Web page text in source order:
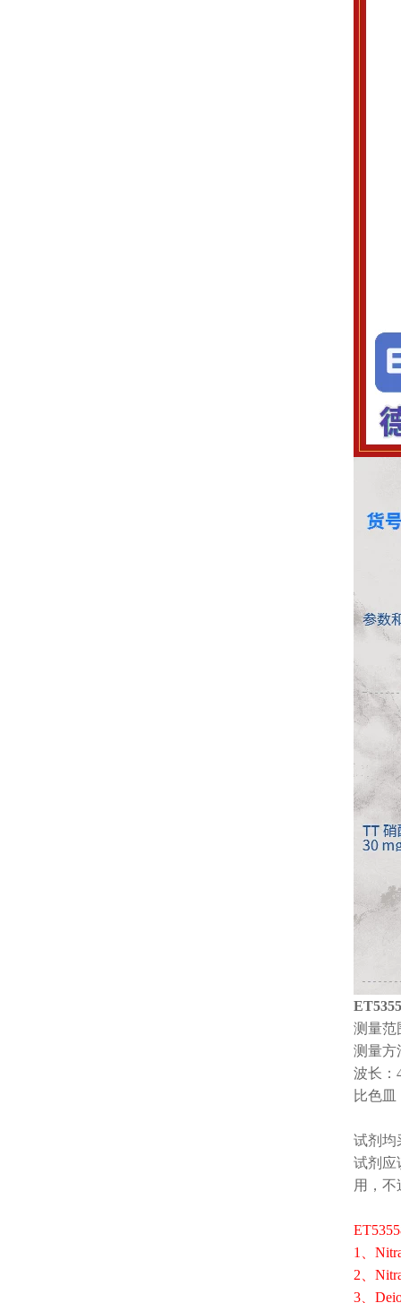
测量范
测量方
波长：
比色皿
试剂均
试剂应
用，
1、
2、
3、